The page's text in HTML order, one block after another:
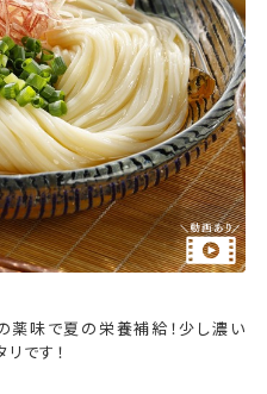
薬味で夏の栄養補給！少し濃い
です！